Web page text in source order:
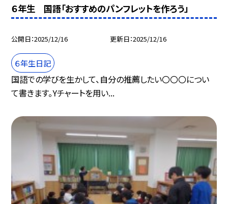
６年生 国語「おすすめのパンフレットを作ろう」
公開日 2025/12/16 更新日 2025/12/16
６年生日記
国語での学びを生かして、自分の推薦したい〇〇〇につい
て書きます。Yチャートを用い...